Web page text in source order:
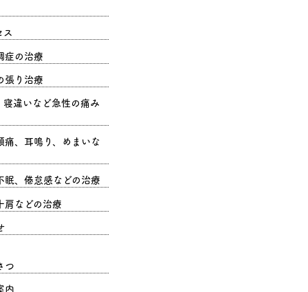
ス
症の治療
張り治療
寝違いなど急性の痛み
痛、耳鳴り、めまいな
眠、倦怠感などの治療
肩などの治療
つ
内